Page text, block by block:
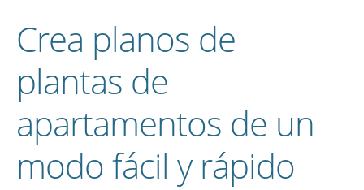
Crea planos de
plantas de
apartamentos de un
modo fácil y rápido